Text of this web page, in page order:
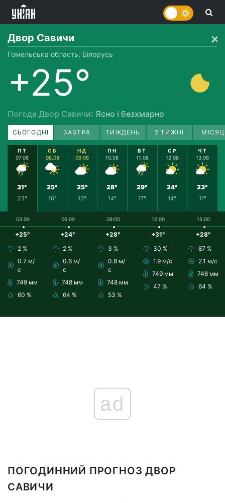
Двор Савичи
Гомельська область, Білорусь
+25°
Погода Двор Савичи: Ясно і безхмарно
СЬОГОДНІ ЗАВТРА ТИЖДЕНЬ 2 ТИЖНІ
ПТ
07.08
31°
23°
СБ
08.08
25°
16°
НД
09.08
25°
13°
ПН
10.08
28°
14°
ВТ
11.08
29°
17°
СР
12.08
24°
14°
ЧТ
13.08
23°
11°
03:00
+25°
2 %
0.7 м/
с
749 мм
60 %
06:00
+24°
2 %
0.6 м/
с
748 мм
64 %
09:00
+28°
3 %
0.8 м/
с
748 мм
53 %
12:00
+31°
30 %
1.9 м/с
749 мм
47 %
15:00
+28°
87 %
2.1 м/с
748 мм
64 %
ad
ПОГОДИННИЙ ПРОГНОЗ ДВОР
САВИЧИ